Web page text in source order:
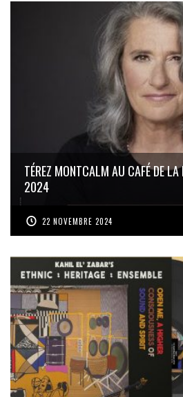
TÉREZ MONTCALM AU CAFÉ DE LA
2024
22 NOVEMBRE 2024